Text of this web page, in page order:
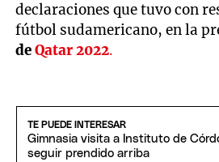
declaraciones que tuvo con
fútbol sudamericano, en la
deQatar 2022.
TE PUEDE INTERESAR
Gimnasia visita a Instituto de
seguir prendido arriba